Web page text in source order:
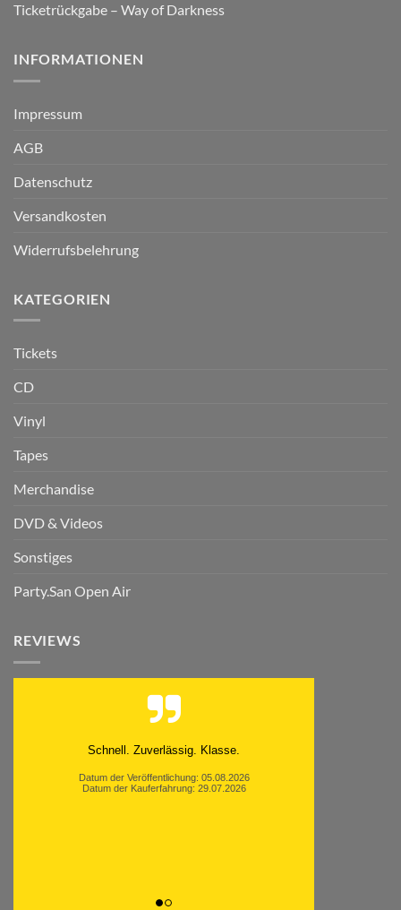
Ticketrückgabe – Way of Darkness
INFORMATIONEN
Impressum
AGB
Datenschutz
Versandkosten
Widerrufsbelehrung
KATEGORIEN
Tickets
CD
Vinyl
Tapes
Merchandise
DVD & Videos
Sonstiges
Party.San Open Air
REVIEWS
Moinsen, hat alles super geklappt. Danke ans
Datum der Veröffentlichung: 05.08.2026